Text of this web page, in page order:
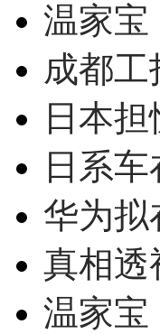
温家宝
成都
日本
日系
华为拟
真相透
温家